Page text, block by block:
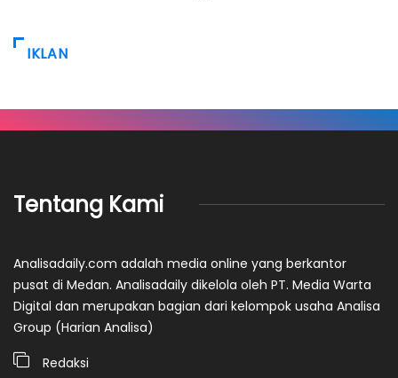
IKLAN
Tentang Kami
Analisadaily.com adalah media online yang berkantor
pusat di Medan. Analisadaily dikelola oleh PT. Media Warta
Digital dan merupakan bagian dari kelompok usaha Analisa
Group (Harian Analisa)
Redaksi